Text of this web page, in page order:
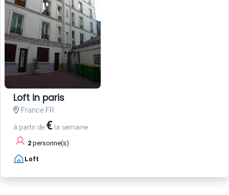
Loft in paris
France FR
à partir de € la semaine
2 personne(s)
Loft